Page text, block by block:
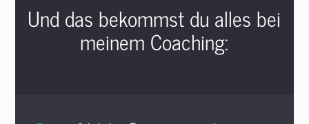
Und das bekommst du alles bei
meinem Coaching: